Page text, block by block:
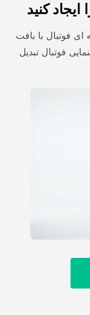
کنید
فوتبال با بافت
فوتبال تبدیل